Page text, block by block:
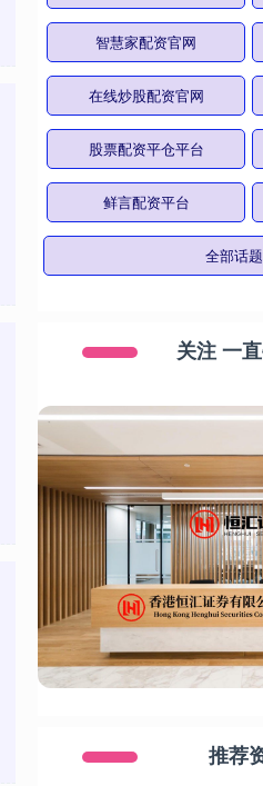
智慧家配资官网
在线炒股配资官网
股票配资平仓平台
鲜言配资平台
全部话
关注 一
推荐